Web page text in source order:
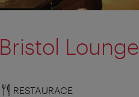
Bristol Lounge
RESTAURACE